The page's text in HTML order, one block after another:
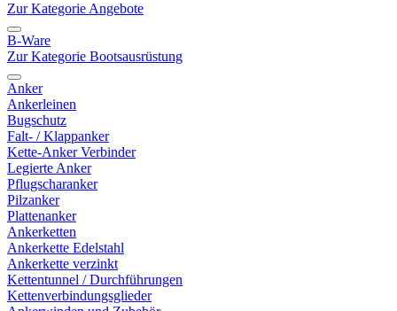
Zur Kategorie Angebote
B-Ware
Zur Kategorie Bootsausrüstung
Anker
Ankerleinen
Bugschutz
Falt- / Klappanker
Kette-Anker Verbinder
Legierte Anker
Pflugscharanker
Pilzanker
Plattenanker
Ankerketten
Ankerkette Edelstahl
Ankerkette verzinkt
Kettentunnel / Durchführungen
Kettenverbindungsglieder